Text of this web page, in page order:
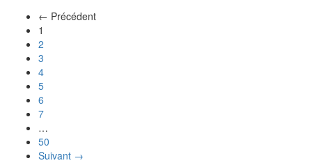
← Précédent
1
2
3
4
5
6
7
…
50
Suivant →